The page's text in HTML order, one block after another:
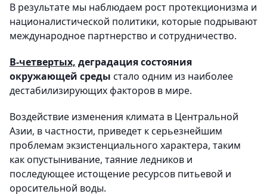
В результате мы наблюдаем рост протекционизма и
националистической политики, которые подрывают
международное партнерство и сотрудничество.
В-четвертых, деградация состояния
окружающей среды стало одним из наиболее
дестабилизирующих факторов в мире.
Воздействие изменения климата в Центральной
Азии, в частности, приведет к серьезнейшим
проблемам экзистенциального характера, таким
как опустынивание, таяние ледников и
последующее истощение ресурсов питьевой и
оросительной воды.